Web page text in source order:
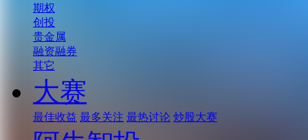
期权
创投
贵金属
融资融券
其它
大赛
最佳收益 最多关注 最热讨论 炒股大赛